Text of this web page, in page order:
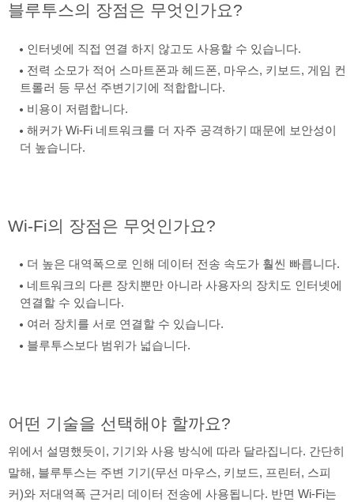
블루투스의 장점은 무엇인가요?
인터넷에 직접 연결 하지 않고도 사용할 수 있습니다.
전력 소모가 적어 스마트폰과 헤드폰, 마우스, 키보드, 게임 컨
트롤러 등 무선 주변기기에 적합합니다.
비용이 저렴합니다.
해커가 Wi-Fi 네트워크를 더 자주 공격하기 때문에 보안성이
더 높습니다.
Wi-Fi의 장점은 무엇인가요?
더 높은 대역폭으로 인해 데이터 전송 속도가 훨씬 빠릅니다.
네트워크의 다른 장치뿐만 아니라 사용자의 장치도 인터넷에
연결할 수 있습니다.
여러 장치를 서로 연결할 수 있습니다.
블루투스보다 범위가 넓습니다.
어떤 기술을 선택해야 할까요?
위에서 설명했듯이, 기기와 사용 방식에 따라 달라집니다. 간단히
말해, 블루투스는 주변 기기(무선 마우스, 키보드, 프린터, 스피
커)와 저대역폭 근거리 데이터 전송에 사용됩니다. 반면 Wi-Fi는